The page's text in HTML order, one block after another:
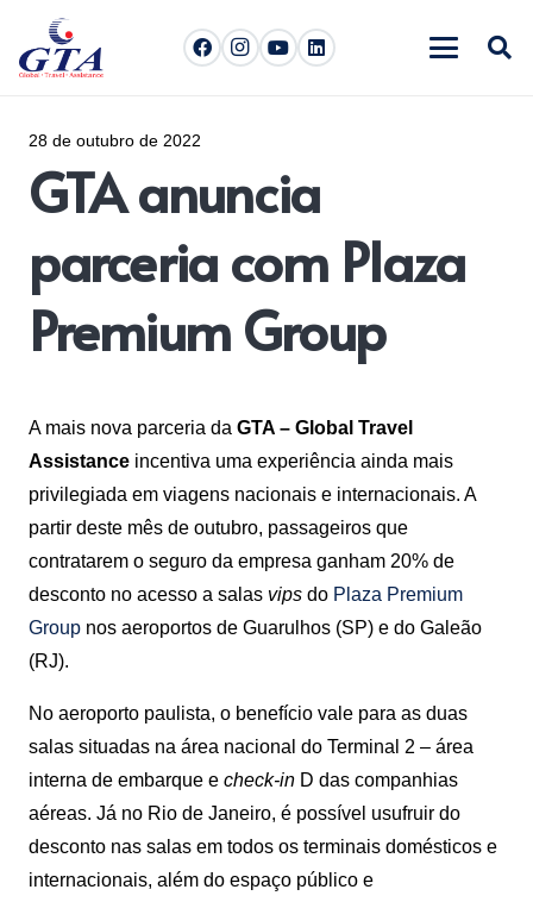
28 de outubro de 2022
GTA anuncia
parceria com Plaza
Premium Group
A mais nova parceria da GTA – Global Travel
Assistance incentiva uma experiência ainda mais
privilegiada em viagens nacionais e internacionais. A
partir deste mês de outubro, passageiros que
contratarem o seguro da empresa ganham 20% de
desconto no acesso a salas vips do Plaza Premium
Group nos aeroportos de Guarulhos (SP) e do Galeão
(RJ).
No aeroporto paulista, o benefício vale para as duas
salas situadas na área nacional do Terminal 2 – área
interna de embarque e check-in D das companhias
aéreas. Já no Rio de Janeiro, é possível usufruir do
desconto nas salas em todos os terminais domésticos e
internacionais, além do espaço público e